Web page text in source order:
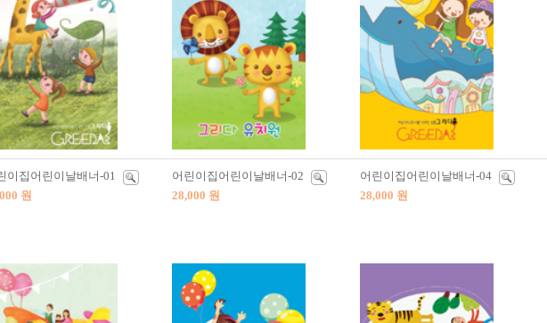
이집어린이날배너-01
원
어린이집어린이날배너-02
28,000 원
어린이집어린이날배너-04
28,000 원